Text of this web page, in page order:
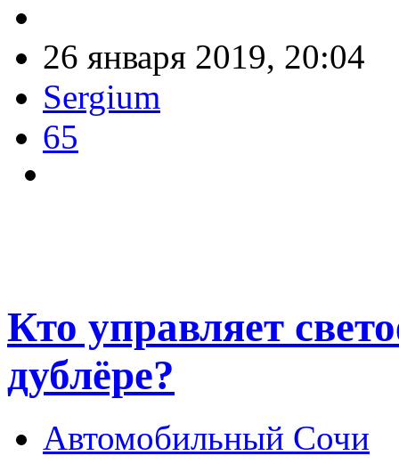
26 января 2019, 20:04
Sergium
65
Кто управляет
дублёре?
Автомобильный Сочи